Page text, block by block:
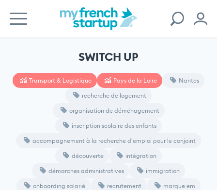
SWITCH UP
Transport & Logistique Pays de la Loire Nantes
recherche de logement
organisation de déménagement
inscription scolaire des enfants
accompagnement à la recherche d'emploi pour le conjoint
découverte intégration
démarches administratives immigration
onboarding salarié recrutement marque em